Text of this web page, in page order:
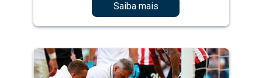
Saiba mais